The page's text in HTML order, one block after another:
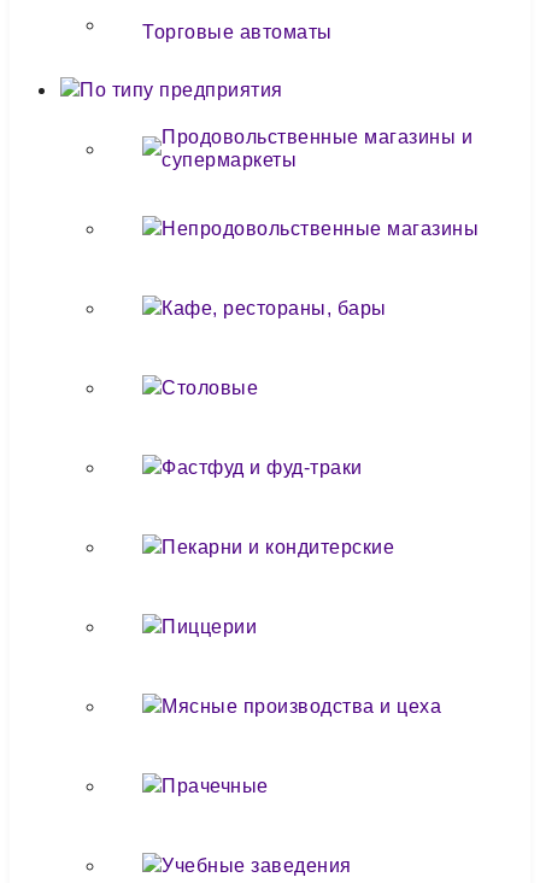
Торговые автоматы
По типу предприятия
Продовольственные магазины и
супермаркеты
Непродовольственные магазины
Кафе, рестораны, бары
Столовые
Фастфуд и фуд-траки
Пекарни и кондитерские
Пиццерии
Мясные производства и цеха
Прачечные
Учебные заведения